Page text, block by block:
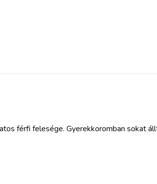
férfi felesége. Gyerekkoromban sokat